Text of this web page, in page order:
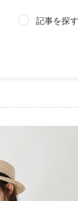
記事を探す